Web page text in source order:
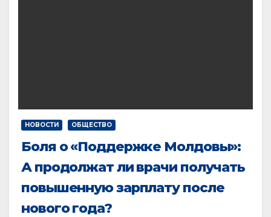
НОВОСТИ ОБЩЕСТВО
Боля о «Поддержке Молдовы»:
А продолжат ли врачи получать
повышенную зарплату после
нового года?